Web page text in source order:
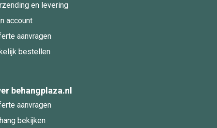
en levering
account
aanvragen
bestellen
behangplaza.nl
aanvragen
bekijken